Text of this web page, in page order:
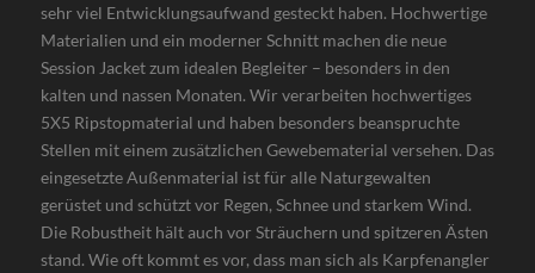
sehr viel Entwicklungsaufwand gesteckt haben. Hochwertige
Materialien und ein moderner Schnitt machen die neue
Session Jacket zum idealen Begleiter – besonders in den
kalten und nassen Monaten. Wir verarbeiten hochwertiges
5X5 Ripstopmaterial und haben besonders beanspruchte
Stellen mit einem zusätzlichen Gewebematerial versehen. Das
eingesetzte Außenmaterial ist für alle Naturgewalten
gerüstet und schützt vor Regen, Schnee und starkem Wind.
Die Robustheit hält auch vor Sträuchern und spitzeren Ästen
stand. Wie oft kommt es vor, dass man sich als Karpfenangler